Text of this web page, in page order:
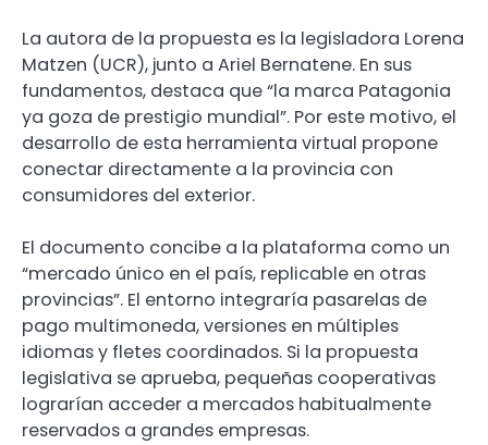
La autora de la propuesta es la legisladora Lorena
Matzen (UCR), junto a Ariel Bernatene. En sus
fundamentos, destaca que “la marca Patagonia
ya goza de prestigio mundial”. Por este motivo, el
desarrollo de esta herramienta virtual propone
conectar directamente a la provincia con
consumidores del exterior.
El documento concibe a la plataforma como un
“mercado único en el país, replicable en otras
provincias”. El entorno integraría pasarelas de
pago multimoneda, versiones en múltiples
idiomas y fletes coordinados. Si la propuesta
legislativa se aprueba, pequeñas cooperativas
lograrían acceder a mercados habitualmente
reservados a grandes empresas.